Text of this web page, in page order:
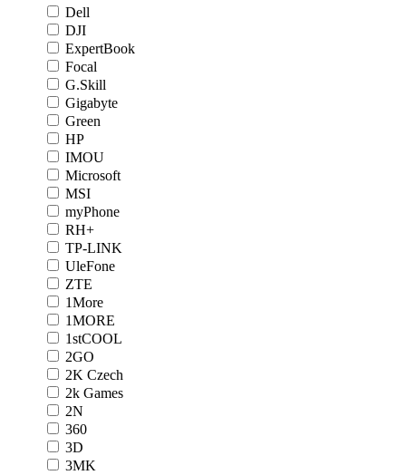
Dell
DJI
ExpertBook
Focal
G.Skill
Gigabyte
Green
HP
IMOU
Microsoft
MSI
myPhone
RH+
TP-LINK
UleFone
ZTE
1More
1MORE
1stCOOL
2GO
2K Czech
2k Games
2N
360
3D
3MK